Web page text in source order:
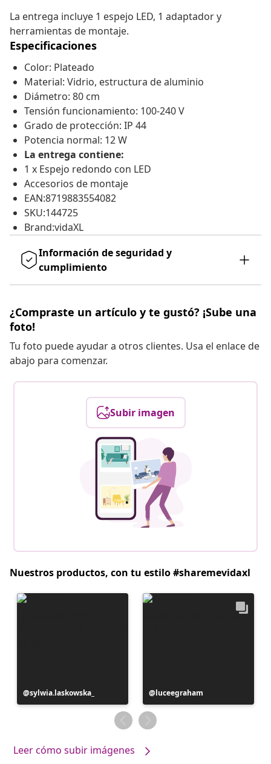
La entrega incluye 1 espejo LED, 1 adaptador y
herramientas de montaje.
Especificaciones
Color: Plateado
Material: Vidrio, estructura de aluminio
Diámetro: 80 cm
Tensión funcionamiento: 100-240 V
Grado de protección: IP 44
Potencia normal: 12 W
La entrega contiene:
1 x Espejo redondo con LED
Accesorios de montaje
EAN:8719883554082
SKU:144725
Brand:vidaXL
Información de seguridad y
cumplimiento
¿Compraste un artículo y te gustó? ¡Sube una
foto!
Tu foto puede ayudar a otros clientes. Usa el enlace de
abajo para comenzar.
Subir imagen
Nuestros productos, con tu estilo #sharemevidaxl
Publicación
realizada
sylwia.laskowska_
Publicación
realizada
por
luceegraham
Leer cómo subir imágenes